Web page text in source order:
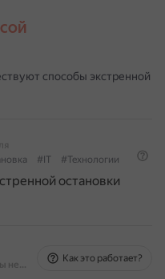
способы экстренной
#IT #Технологии
остановки
На основе источников, возможны неточности
Как это работает?